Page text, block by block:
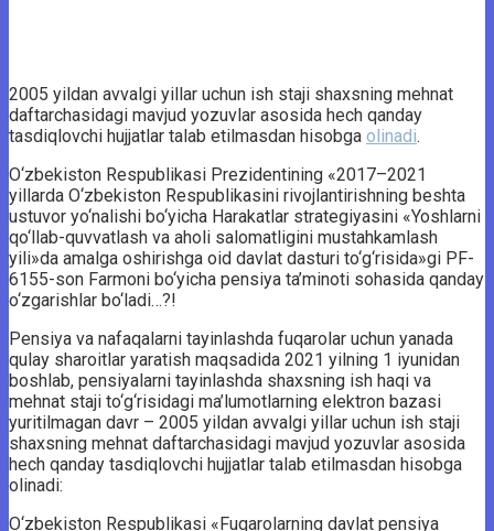
2005 yildan avvalgi yillar uchun ish staji shaxsning mehnat
daftarchasidagi mavjud yozuvlar asosida hech qanday
tasdiqlovchi hujjatlar talab etilmasdan hisobga olinadi.
O‘zbekiston Respublikasi Prezidentining «2017–2021
yillarda O‘zbekiston Respublikasini rivojlantirishning beshta
ustuvor yo‘nalishi bo‘yicha Harakatlar strategiyasini «Yoshlarni
qo‘llab-quvvatlash va aholi salomatligini mustahkamlash
yili»da amalga oshirishga oid davlat dasturi to‘g‘risida»gi PF-
6155-son Farmoni bo‘yicha pensiya ta’minoti sohasida qanday
o‘zgarishlar bo‘ladi…?!
Pensiya va nafaqalarni tayinlashda fuqarolar uchun yanada
qulay sharoitlar yaratish maqsadida 2021 yilning 1 iyunidan
boshlab, pensiyalarni tayinlashda shaxsning ish haqi va
mehnat staji to‘g‘risidagi ma’lumotlarning elektron bazasi
yuritilmagan davr – 2005 yildan avvalgi yillar uchun ish staji
shaxsning mehnat daftarchasidagi mavjud yozuvlar asosida
hech qanday tasdiqlovchi hujjatlar talab etilmasdan hisobga
olinadi:
O‘zbekiston Respublikasi «Fuqarolarning davlat pensiya